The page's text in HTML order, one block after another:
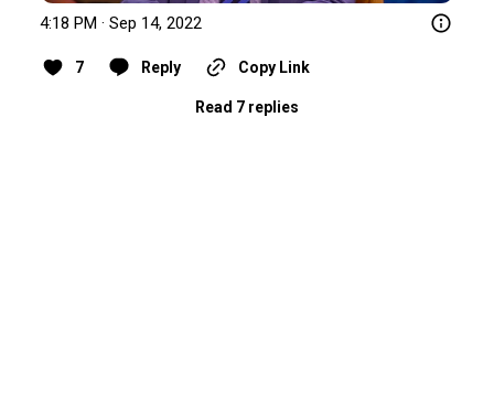
4:18 PM · Sep 14, 2022
7 Reply Copy Link
Read 7 replies